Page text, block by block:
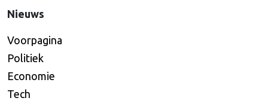
Nieuws
Voorpagina
Politiek
Economie
Tech